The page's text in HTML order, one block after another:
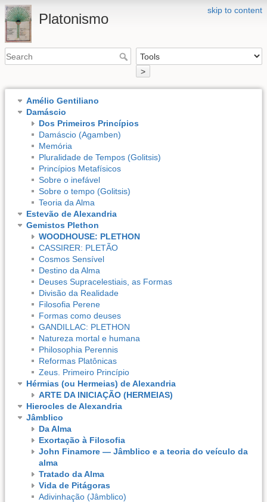
skip to content
Platonismo
>
Amélio Gentiliano
Damáscio
Dos Primeiros Princípios
Damáscio (Agamben)
Memória
Pluralidade de Tempos (Golitsis)
Princípios Metafísicos
Sobre o inefável
Sobre o tempo (Golitsis)
Teoria da Alma
Estevão de Alexandria
Gemistos Plethon
WOODHOUSE: PLETHON
CASSIRER: PLETÃO
Cosmos Sensível
Destino da Alma
Deuses Supracelestiais, as Formas
Divisão da Realidade
Filosofia Perene
Formas como deuses
GANDILLAC: PLETHON
Natureza mortal e humana
Philosophia Perennis
Reformas Platônicas
Zeus. Primeiro Princípio
Hérmias (ou Hermeias) de Alexandria
ARTE DA INICIAÇÃO (HERMEIAS)
Hierocles de Alexandria
Jâmblico
Da Alma
Exortação à Filosofia
John Finamore — Jâmblico e a teoria do veículo da
alma
Tratado da Alma
Vida de Pitágoras
Adivinhação (Jâmblico)